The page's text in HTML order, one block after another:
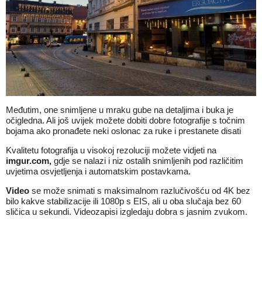
Međutim, one snimljene u mraku gube na detaljima i buka je
očigledna. Ali još uvijek možete dobiti dobre fotografije s točnim
bojama ako pronađete neki oslonac za ruke i prestanete disati
Kvalitetu fotografija u visokoj rezoluciji možete vidjeti na
imgur.com, gdje se nalazi i niz ostalih snimljenih pod različitim
uvjetima osvjetljenja i automatskim postavkama.
Video se može snimati s maksimalnom razlučivošću od 4K bez
bilo kakve stabilizacije ili 1080p s EIS, ali u oba slučaja bez 60
sličica u sekundi. Videozapisi izgledaju dobra s jasnim zvukom.